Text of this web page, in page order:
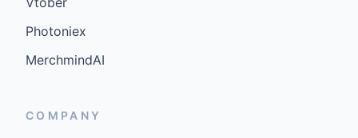
Photoniex
MerchmindAI
COMPANY